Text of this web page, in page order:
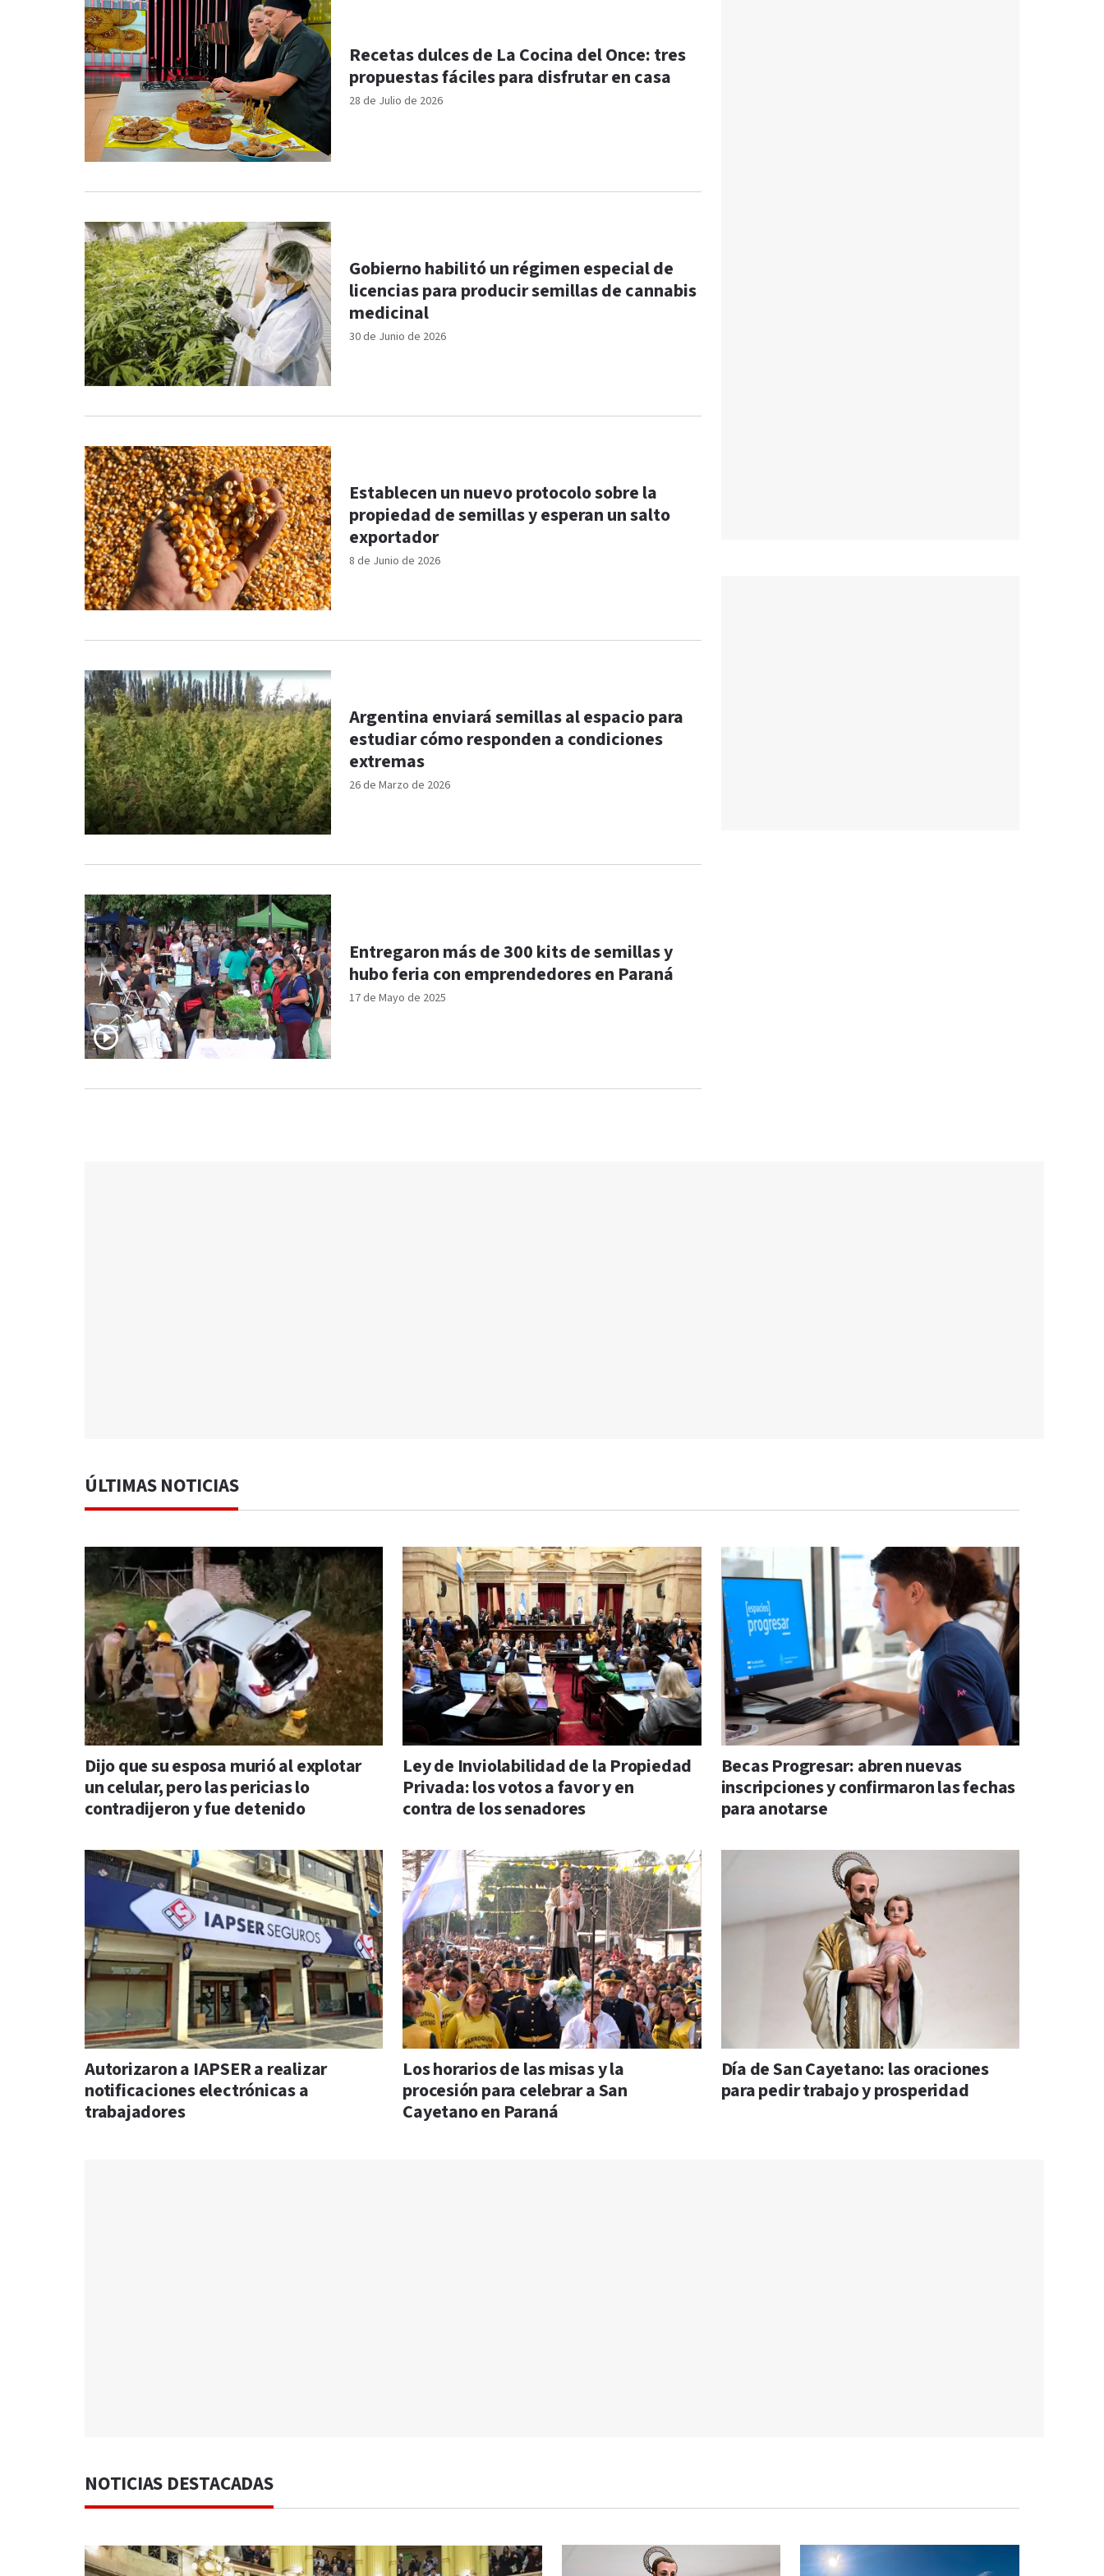
28 de Julio de 2026
Recetas dulces de La Cocina del Once: tres
propuestas fáciles para disfrutar en casa
30 de Junio de 2026
Gobierno habilitó un régimen especial de
licencias para producir semillas de cannabis
medicinal
8 de Junio de 2026
Establecen un nuevo protocolo sobre la
propiedad de semillas y esperan un salto
exportador
26 de Marzo de 2026
Argentina enviará semillas al espacio para
estudiar cómo responden a condiciones
extremas
17 de Mayo de 2025
Entregaron más de 300 kits de semillas y
hubo feria con emprendedores en Paraná
ÚLTIMAS NOTICIAS
Dijo que su esposa murió al explotar
un celular, pero las pericias lo
contradijeron y fue detenido
Ley de Inviolabilidad de la Propiedad
Privada: los votos a favor y en
contra de los senadores
Becas Progresar: abren nuevas
inscripciones y confirmaron las fechas
para anotarse
Autorizaron a IAPSER a realizar
notificaciones electrónicas a
trabajadores
Los horarios de las misas y la
procesión para celebrar a San
Cayetano en Paraná
Día de San Cayetano: las oraciones
para pedir trabajo y prosperidad
NOTICIAS DESTACADAS